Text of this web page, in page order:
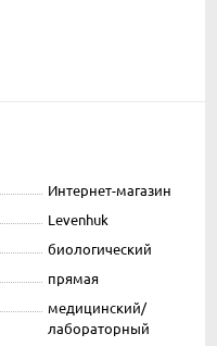
Интернет-магазин
Levenhuk
биологический
прямая
медицинский/
лабораторный